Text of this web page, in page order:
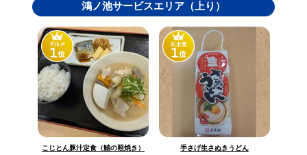
鴻ノ池サービスエリア（上り）
こじとん豚汁定食（鯖の照焼き） 手さげ生さぬきうどん